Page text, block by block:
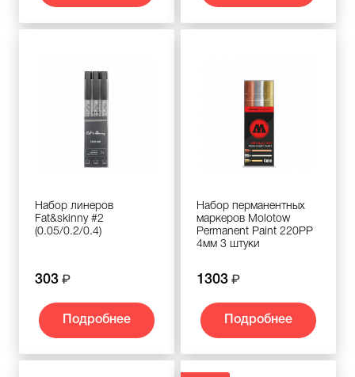
Набор линеров
Fat&skinny #2
(0.05/0.2/0.4)
303
Подробнее
Набор перманентных
маркеров Molotow
Permanent Paint 220PP
4мм 3 штуки
1303
Подробнее